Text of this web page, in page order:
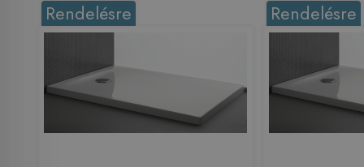
Rendelésre Rendelésre